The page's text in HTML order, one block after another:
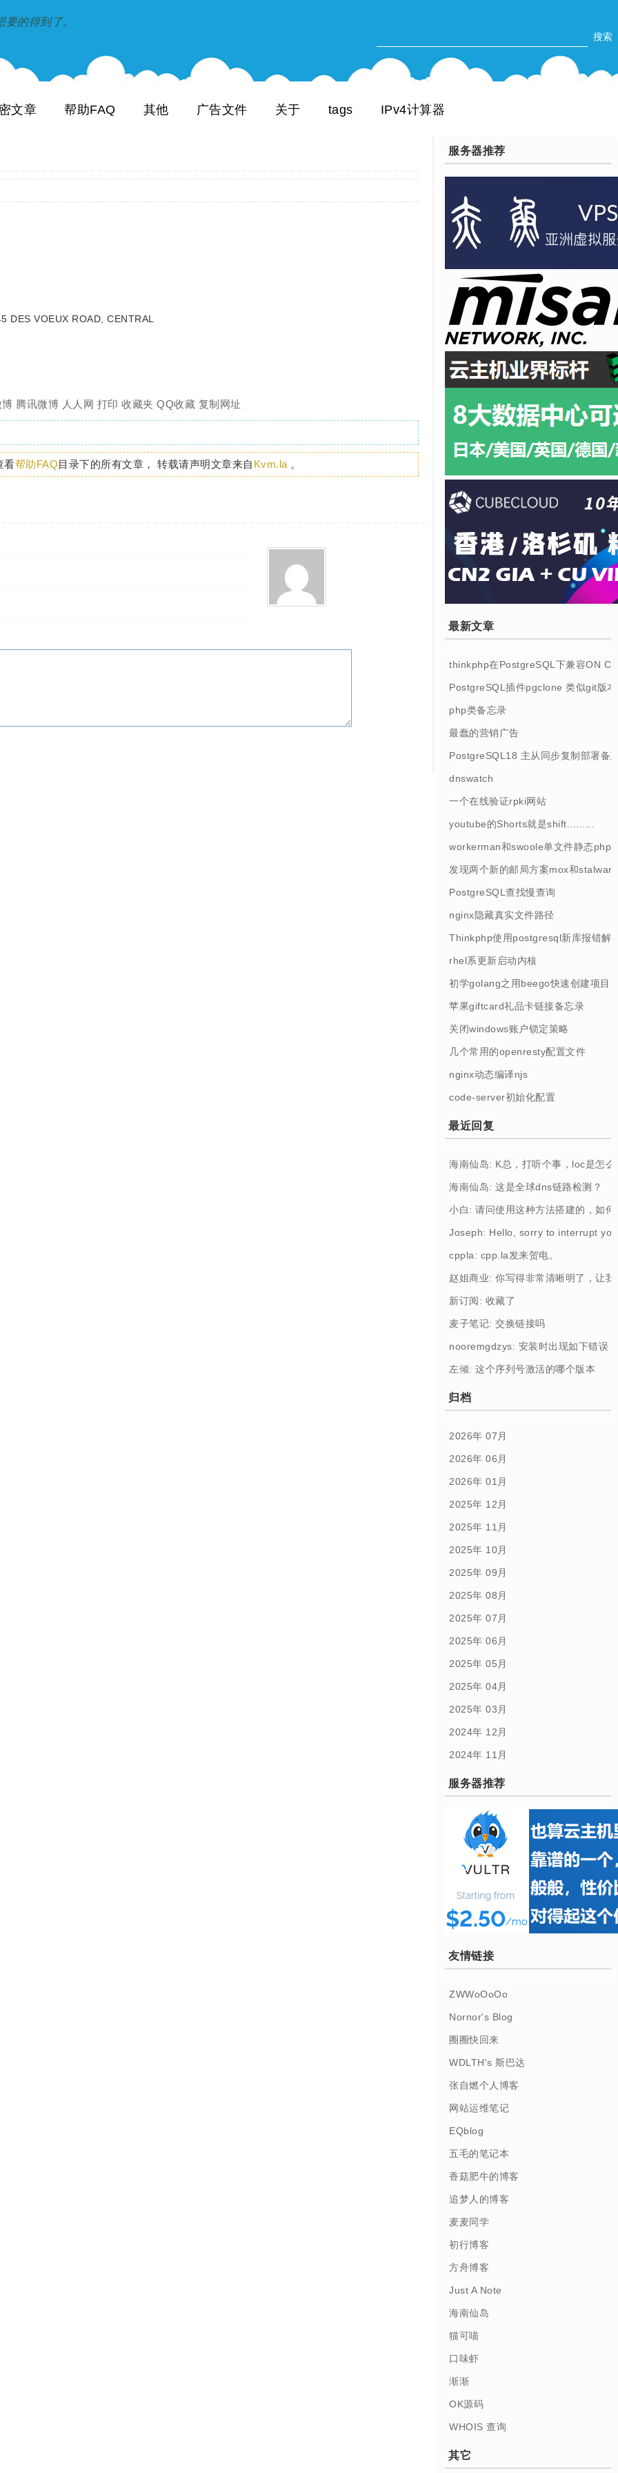
的得到了。
文章 帮助FAQ 其他 广告文件 关于 tags IPv4计算器
DES VOEUX ROAD, CENTRAL
腾讯微博 人人网 打印 收藏夹 QQ收藏 复制网址
看帮助FAQ目录下的所有文章， 转载请声明文章来自 Kvm.la 。
服务器推荐
最新文章
thinkphp在PostgreSQL下兼容ON
PostgreSQL插件pgclone 类似git版
php类备忘录
最蠢的营销广告
PostgreSQL18 主从同步复制部署备
dnswatch
一个在线验证rpki网站
youtube的Shorts就是shift.........
workerman和swoole单文件静态php
发现两个新的邮局方案mox和stalwart
PostgreSQL查找慢查询
nginx隐藏真实文件路径
Thinkphp使用postgresql新库报错解
rhel系更新启动内核
初学golang之用beego快速创建项目
苹果giftcard礼品卡链接备忘录
关闭windows账户锁定策略
几个常用的openresty配置文件
nginx动态编译njs
code-server初始化配置
最近回复
海南仙岛: K总，打听个事，loc是怎么
海南仙岛: 这是全球dns链路检测？
小白: 请问使用这种方法搭建的，如
Joseph: Hello, sorry to interrupt
cppla: cpp.la发来贺电。
赵姐商业: 你写得非常清晰明了，让
新订阅: 收藏了
麦子笔记: 交换链接吗
nooremgdzys: 安装时出现如下错误
左倾: 这个序列号激活的哪个版本
归档
2026年 07月
2026年 06月
2026年 01月
2025年 12月
2025年 11月
2025年 10月
2025年 09月
2025年 08月
2025年 07月
2025年 06月
2025年 05月
2025年 04月
2025年 03月
2024年 12月
2024年 11月
服务器推荐
友情链接
ZWWoOoOo
Nornor's Blog
圈圈快回来
WDLTH's 斯巴达
张自燃个人博客
网站运维笔记
EQblog
五毛的笔记本
香菇肥牛的博客
追梦人的博客
麦麦同学
初行博客
方舟博客
Just A Note
海南仙岛
猫可喵
口味虾
渐渐
OK源码
WHOIS 查询
其它